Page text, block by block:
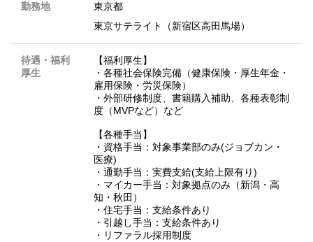
勤務地
東京都
東京サテライト（新宿区高田馬場）
待遇・福利
厚生
【福利厚生】
・各種社会保険完備（健康保険・厚生年金・
雇用保険・労災保険）
・外部研修制度、書籍購入補助、各種表彰制
度（MVPなど）など
【各種手当】
・資格手当：対象事業部のみ(ジョブカン・
医療)
・通勤手当：実費支給(支給上限有り)
・マイカー手当：対象拠点のみ（新潟・高
知・秋田）
・住宅手当：支給条件あり
・引越し手当：支給条件あり
・リファラル採用制度